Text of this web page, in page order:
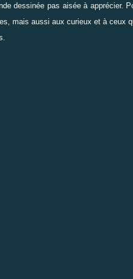
dessinée pas aisée à apprécier.
mais aussi aux curieux et à ceux